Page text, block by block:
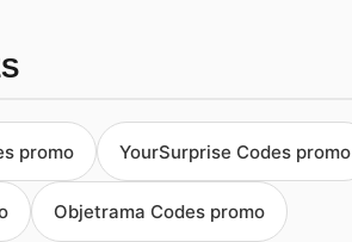
promo YourSurprise Codes promo
Objetrama Codes promo